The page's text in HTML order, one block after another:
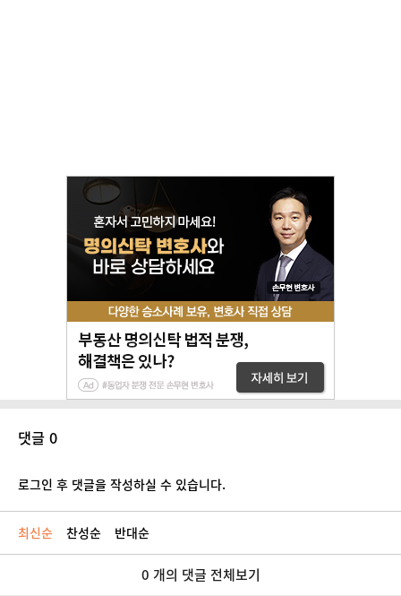
댓글 0
로그인 후 댓글을 작성하실 수 있습니다.
최신순 찬성순 반대순
0 개의 댓글 전체보기